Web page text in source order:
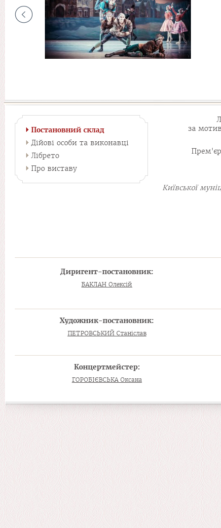
Постановний склад
Дійові особи та виконавці
Лібрето
Про виставу
за
Київської
Диригент-постановник:
БАКЛАН Олексій
Художник-постановник:
ПЕТРОВСЬКИЙ Станіслав
Концертмейстер:
ГОРОБІЄВСЬКА Оксана